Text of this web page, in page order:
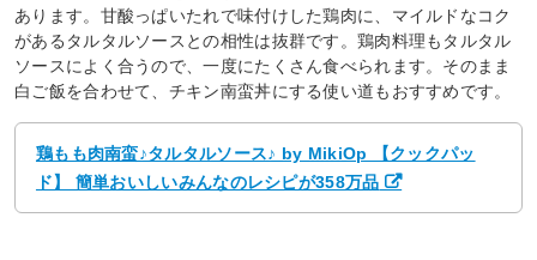
あります。甘酸っぱいたれで味付けした鶏肉に、マイルドなコク
があるタルタルソースとの相性は抜群です。鶏肉料理もタルタル
ソースによく合うので、一度にたくさん食べられます。そのまま
白ご飯を合わせて、チキン南蛮丼にする使い道もおすすめです。
鶏もも肉南蛮♪タルタルソース♪ by MikiOp 【クックパッ
ド】 簡単おいしいみんなのレシピが358万品